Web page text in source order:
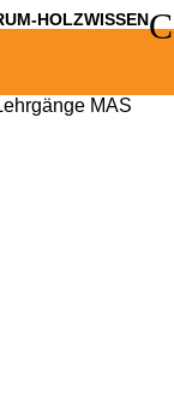
HOLZWISSENC
MAS